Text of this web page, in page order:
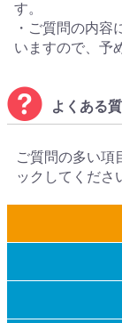
す。
・ご質問の内
いますので、予
よくある
ご質問の多い項
ックしてくださ